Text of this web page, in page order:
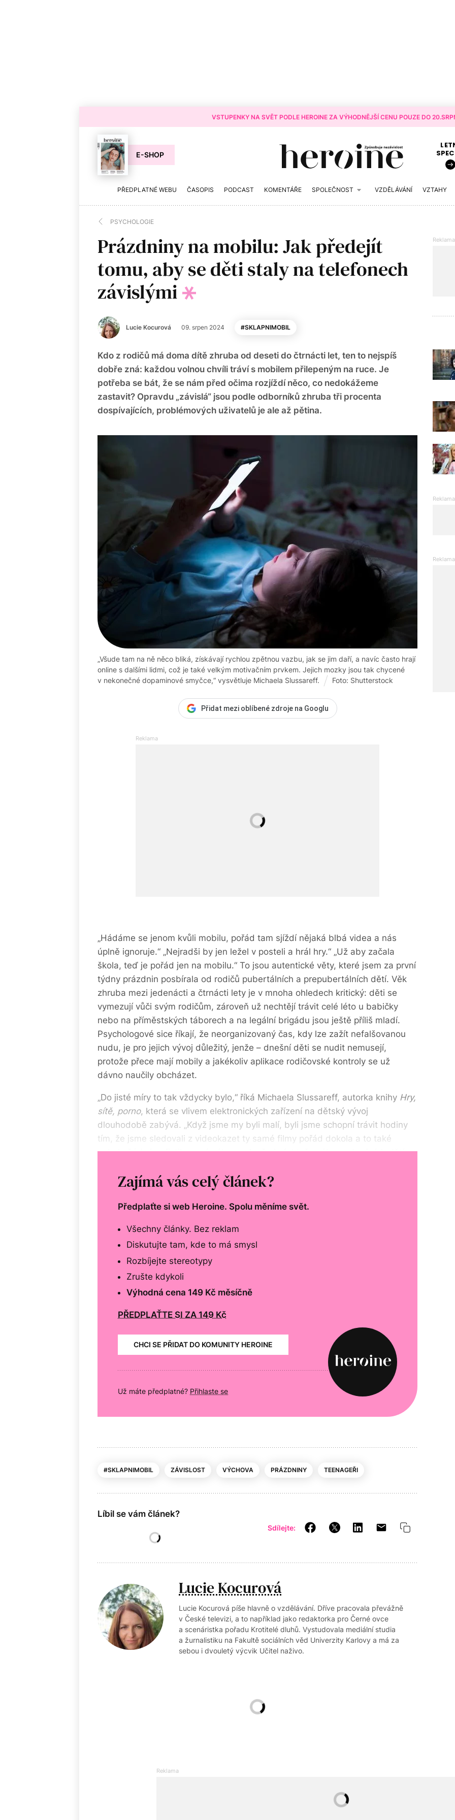
VSTUPENKY NA SVĚT PODLE HEROINE ZA VÝHODNĚJŠÍ CENU POUZE DO
E-SHOP
PŘEDPLATNÉ WEBU ČASOPIS PODCAST KOMENTÁŘE SPOLEČNOST VZDĚLÁVÁNÍ VZTAHY
PSYCHOLOGIE
Prázdniny na mobilu: Jak předejít
tomu, aby se děti staly na telefonech
závislými
Lucie Kocurová 09. srpen 2024 #SKLAPNIMOBIL
Kdo z rodičů má doma dítě zhruba od deseti do čtrnácti let, ten to nejspíš
dobře zná: každou volnou chvíli tráví s mobilem přilepeným na ruce. Je
potřeba se bát, že se nám před očima rozjíždí něco, co nedokážeme
zastavit? Opravdu „závislá“ jsou podle odborníků zhruba tři procenta
dospívajících, problémových uživatelů je ale až pětina.
„Všude tam na ně něco bliká, získávají rychlou zpětnou vazbu, jak se jim daří, a navíc často hrají
online s dalšími lidmi, což je také velkým motivačním prvkem. Jejich mozky jsou tak chycené
v nekonečné dopaminové smyčce,“ vysvětluje Michaela Slussareff.
Foto: Shutterstock
Přidat mezi oblíbené zdroje na Googlu
„Hádáme se jenom kvůli mobilu, pořád tam sjíždí nějaká blbá videa a nás
úplně ignoruje.“ „Nejradši by jen ležel v posteli a hrál hry.“ „Už aby začala
škola, teď je pořád jen na mobilu.“ To jsou autentické věty, které jsem za první
týdny prázdnin posbírala od rodičů pubertálních a prepubertálních dětí. Věk
zhruba mezi jedenácti a čtrnácti lety je v mnoha ohledech kritický: děti se
vymezují vůči svým rodičům, zároveň už nechtějí trávit celé léto u babičky
nebo na příměstských táborech a na legální brigádu jsou ještě příliš mladí.
Psychologové sice říkají, že neorganizovaný čas, kdy lze zažít nefalšovanou
nudu, je pro jejich vývoj důležitý, jenže – dnešní děti se nudit nemusejí,
protože přece mají mobily a jakékoliv aplikace rodičovské kontroly se už
dávno naučily obcházet.
„Do jisté míry to tak vždycky bylo,“ říká Michaela Slussareff, autorka knihy Hry,
sítě, porno, která se vlivem elektronických zařízení na dětský vývoj
dlouhodobě zabývá. „Když jsme my byli malí, byli jsme schopní trávit hodiny
tím, že jsme sledovali z videokazet ty samé filmy pořád dokola a to také
nebyla žádná sofistikovaná zábava. Jenže je fakt, že zábava dnešních dětí
Zajímá vás celý článek?
Předplaťte si web Heroine. Spolu měníme svět.
Všechny články. Bez reklam
Diskutujte tam, kde to má smysl
Rozbíjejte stereotypy
Zrušte kdykoli
Výhodná cena 149 Kč měsíčně
PŘEDPLAŤTE SI ZA 149 Kč
CHCI SE PŘIDAT DO KOMUNITY HEROINE
Už máte předplatné? Přihlaste se
#SKLAPNIMOBIL ZÁVISLOST VÝCHOVA PRÁZDNINY TEENAGEŘI
Líbil se vám článek?
Sdílejte:
Lucie Kocurová
Lucie Kocurová píše hlavně o vzdělávání. Dříve pracovala převážně
v České televizi, a to například jako redaktorka pro Černé ovce
a scenáristka pořadu Krotitelé dluhů. Vystudovala mediální studia
a žurnalistiku na Fakultě sociálních věd Univerzity Karlovy a má za
sebou i dvouletý výcvik Učitel naživo.